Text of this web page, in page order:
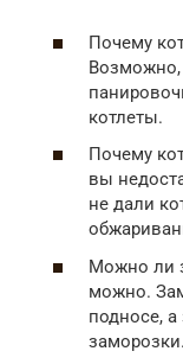
Почему
котлеты.
Почему
вы
не дали
Можно ли
можно.
подносе, а
заморозки.